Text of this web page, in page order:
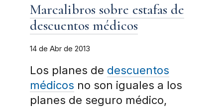
Marcalibros sobre estafas de
descuentos médicos
14 de Abr de 2013
Los planes de descuentos
médicos no son iguales a los
planes de seguro médico,